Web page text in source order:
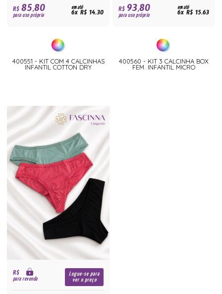
R$85,80
para uso próprio
em até
6x R$ 14,30
400551 - KIT COM 4 CALCINHAS
INFANTIL COTTON DRY
R$93,80
para uso próprio
em até
6x R$ 15,63
400560 - KIT 3 CALCINHA BOX
FEM. INFANTIL MICRO
R$
para revenda
Logue-se para
ver o preço